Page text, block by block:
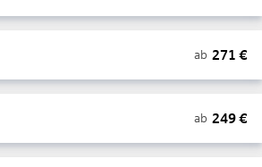
ab 271 €
ab 249€